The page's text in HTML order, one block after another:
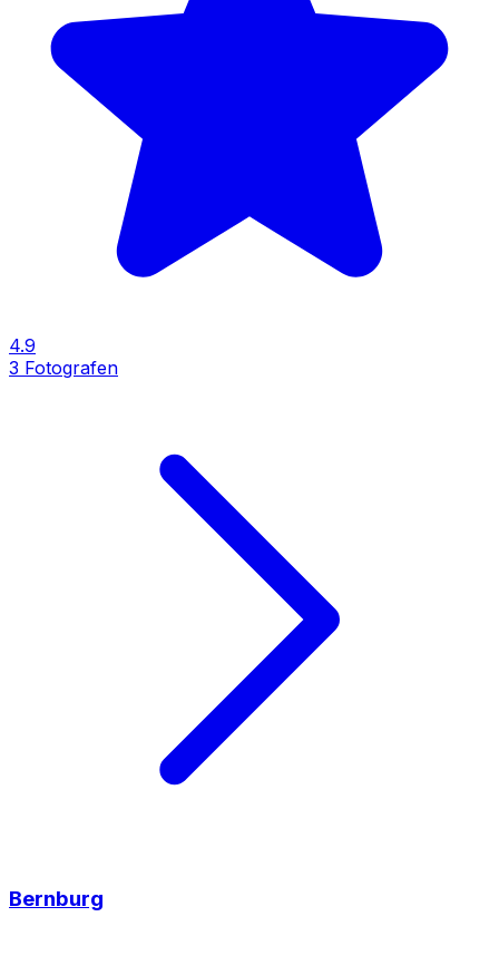
4.9
3 Fotografen
Bernburg